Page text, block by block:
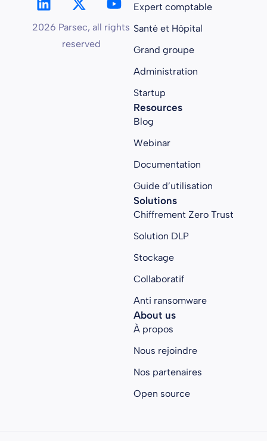
2026 Parsec, all rights
reserved
Expert comptable
Santé et Hôpital
Grand groupe
Administration
Startup
Resources
Blog
Webinar
Documentation
Guide d’utilisation
Solutions
Chiffrement Zero Trust
Solution DLP
Stockage
Collaboratif
Anti ransomware
About us
À propos
Nous rejoindre
Nos partenaires
Open source